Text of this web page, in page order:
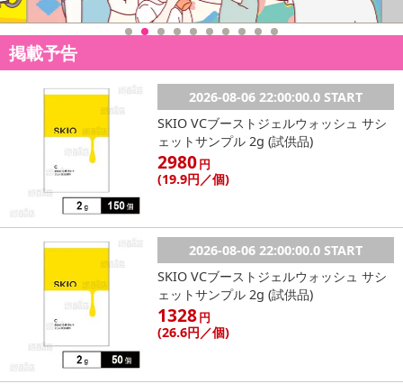
掲載予告
2026-08-06 22:00:00.0 START
SKIO VCブーストジェルウォッシュ サシ
ェットサンプル 2g (試供品)
2980円
(19.9円 ／個)
2026-08-06 22:00:00.0 START
SKIO VCブーストジェルウォッシュ サシ
ェットサンプル 2g (試供品)
1328円
(26.6円／個)